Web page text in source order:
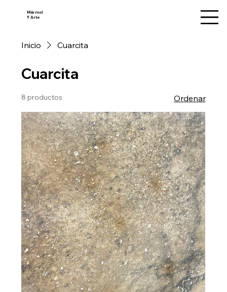
Mármol
Y Arte
Inicio Cuarcita
Cuarcita
8 productos Ordenar